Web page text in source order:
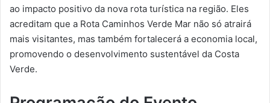
ao impacto positivo da nova rota turística na região. Eles
acreditam que a Rota Caminhos Verde Mar não só atrairá
mais visitantes, mas também fortalecerá a economia local,
promovendo o desenvolvimento sustentável da Costa
Verde.